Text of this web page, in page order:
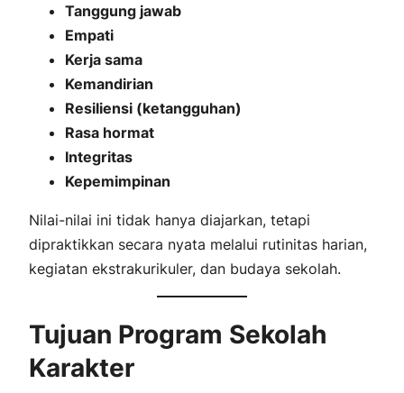
Tanggung jawab
Empati
Kerja sama
Kemandirian
Resiliensi (ketangguhan)
Rasa hormat
Integritas
Kepemimpinan
Nilai-nilai ini tidak hanya diajarkan, tetapi
dipraktikkan secara nyata melalui rutinitas harian,
kegiatan ekstrakurikuler, dan budaya sekolah.
Tujuan Program Sekolah
Karakter